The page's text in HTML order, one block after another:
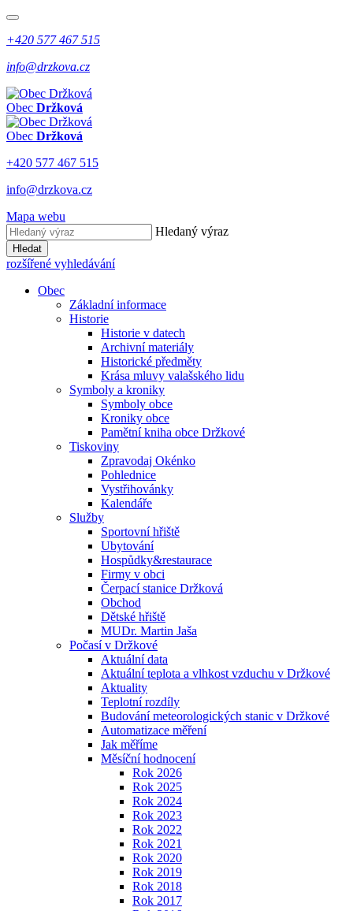
+420 577 467 515
info@drzkova.cz
Obec Držková
Obec Držková
+420 577 467 515
info@drzkova.cz
Mapa webu
Hledaný výraz
Hledat
rozšířené vyhledávání
Obec
Základní informace
Historie
Historie v datech
Archivní materiály
Historické předměty
Krása mluvy valašského lidu
Symboly a kroniky
Symboly obce
Kroniky obce
Pamětní kniha obce Držkové
Tiskoviny
Zpravodaj Okénko
Pohlednice
Vystřihovánky
Kalendáře
Služby
Sportovní hřiště
Ubytování
Hospůdky&restaurace
Firmy v obci
Čerpací stanice Držková
Obchod
Dětské hřiště
MUDr. Martin Jaša
Počasí v Držkové
Aktuální data
Aktuální teplota a vlhkost vzduchu v Držkové
Aktuality
Teplotní rozdíly
Budování meteorologických stanic v Držkové
Automatizace měření
Jak měříme
Měsíční hodnocení
Rok 2026
Rok 2025
Rok 2024
Rok 2023
Rok 2022
Rok 2021
Rok 2020
Rok 2019
Rok 2018
Rok 2017